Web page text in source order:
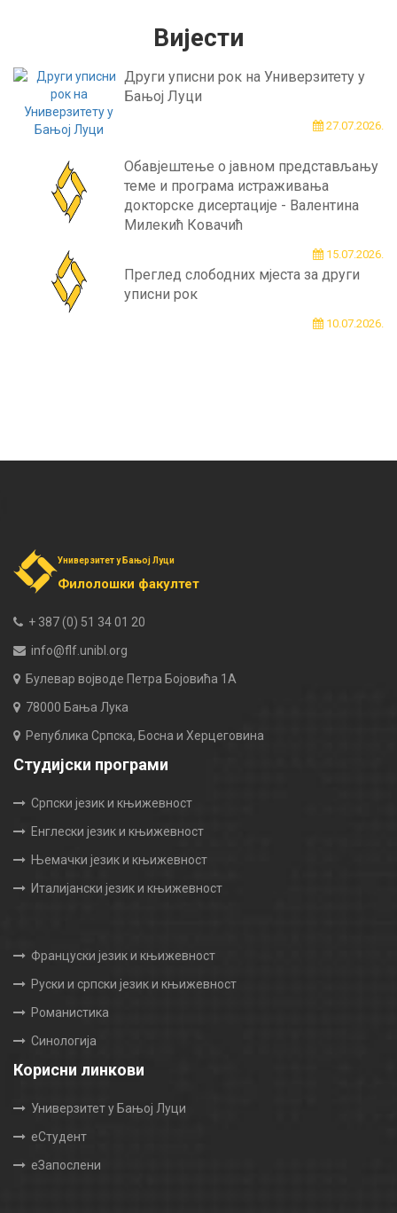
Вијести
Други уписни рок на Универзитету у
Бањој Луци
27.07.2026.
Обавјештење о јавном представљању
теме и програма истраживања
докторске дисертације - Валентина
Милекић Ковачић
15.07.2026.
Преглед слободних мјеста за други
уписни рок
10.07.2026.
Универзитет у Бањој Луци
Филолошки факултет
+ 387 (0) 51 34 01 20
info@flf.unibl.org
Булевар војводе Петра Бојовића 1А
78000 Бања Лука
Република Српска, Босна и Херцеговина
Студијски програми
Српски језик и књижевност
Енглески језик и књижевност
Њемачки језик и књижевност
Италијански језик и књижевност
Француски језик и књижевност
Руски и српски језик и књижевност
Романистика
Синологија
Корисни линкови
Универзитет у Бањој Луци
еСтудент
еЗапослени